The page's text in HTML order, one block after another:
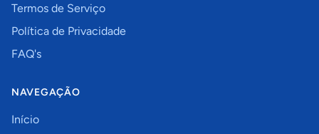
Termos de Serviço
Política de Privacidade
FAQ's
NAVEGAÇÃO
Início